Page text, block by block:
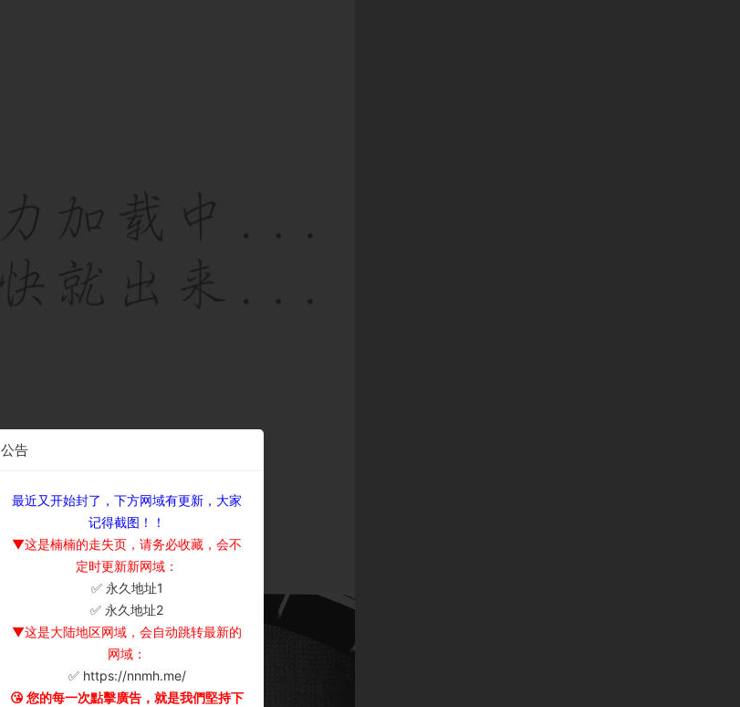
公告
最近又开始封了，下方网域有更新，大家
记得截图！！
▼这是楠楠的走失页，请务必收藏，会不
定时更新新网域：
✅ 永久地址1
✅ 永久地址2
▼这是大陆地区网域，会自动跳转最新的
网域：
✅ https://nnmh.me/
😘 您的每一次點擊廣告，就是我們堅持下